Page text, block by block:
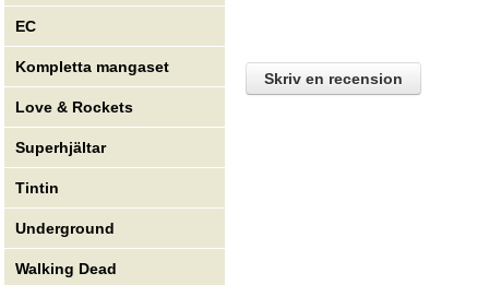
EC
Kompletta mangaset
Love & Rockets
Superhjältar
Tintin
Underground
Walking Dead
Skriv en recension